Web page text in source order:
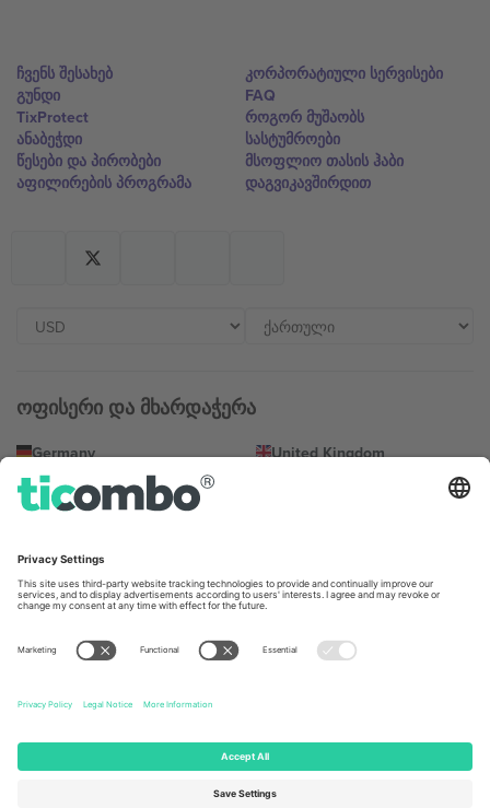
ჩვენს შესახებ
გუნდი
TixProtect
ანაბეჭდი
წესები და პირობები
აფილირების პროგრამა
კორპორატიული სერვისები
FAQ
როგორ მუშაობს
სასტუმროები
მსოფლიო თასის ჰაბი
დაგვიკავშირდით
ოფისერი და მხარდაჭერა
Germany
Unter den Linden 24, 10117
Berlin, Germany
United Kingdom
167 City Road, London, Greater
United States
131 Continental Dr, Suite 305,
States
Switzerland
Dorfstrasse 52a, 6390
Bulgaria
Totleben 53-55, 1606 Sofia,
Bulgaria
Building A1, Office 302, Dubai,
United Arab Emirates